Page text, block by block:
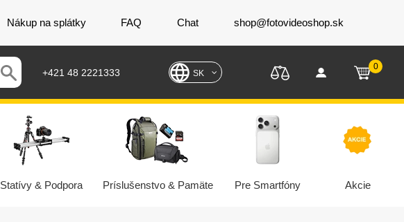
Nákup na splátky FAQ Chat shop@fotovideoshop.sk
+421 48 2221333 SK
0
Statívy & Podpora Príslušenstvo & Pamäte Pre Smartfóny Akcie